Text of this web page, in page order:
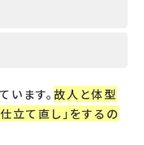
ます。 故人と体型
立て直し」をするの